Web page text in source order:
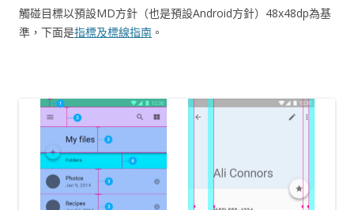
觸碰目標以預設MD方針（也是預設Android方針）48x48dp為基
準，下面是指標及標線指南 。